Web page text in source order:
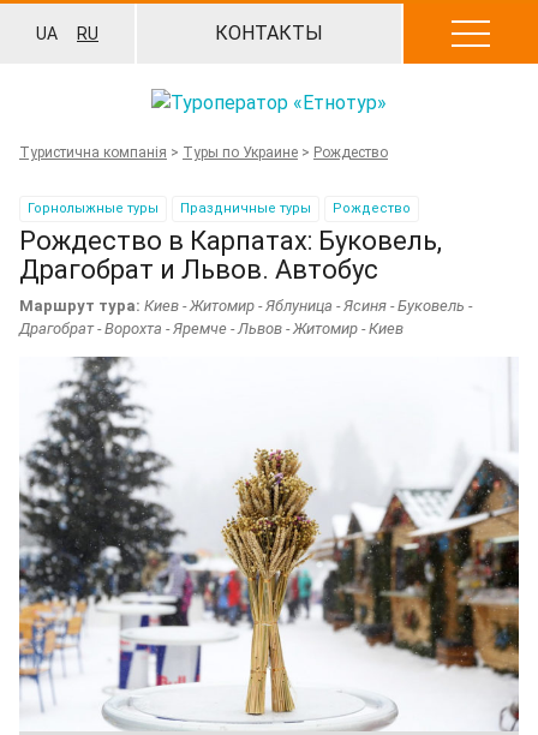
UA RU КОНТАКТЫ
Туристична компанія > Туры по Украине > Рождество
Горнолыжные туры Праздничные туры Рождество
Рождество в Карпатах: Буковель,
Драгобрат и Львов. Автобус
Маршрут тура: Киев - Житомир - Яблуница - Ясиня - Буковель -
Драгобрат - Ворохта - Яремче - Львов - Житомир - Киев